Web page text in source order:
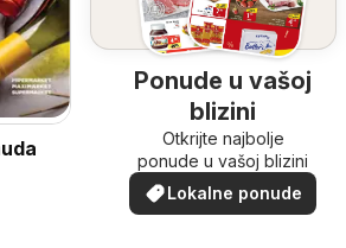
Ponude u vašoj
blizini
Otkrijte najbolje
ponude u vašoj blizini
Lokalne ponude